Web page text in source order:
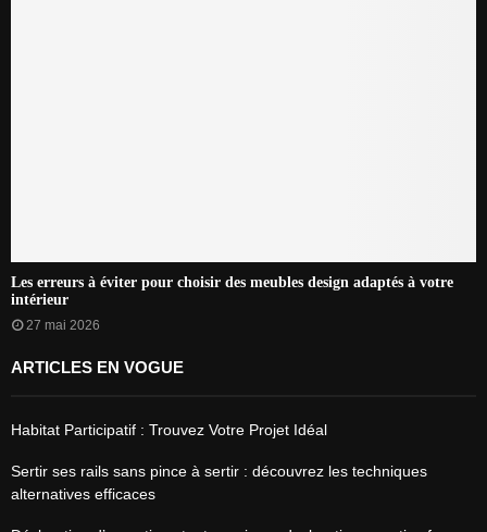
Les erreurs à éviter pour choisir des meubles design adaptés à votre
intérieur
27 mai 2026
ARTICLES EN VOGUE
Habitat Participatif : Trouvez Votre Projet Idéal
Sertir ses rails sans pince à sertir : découvrez les techniques
alternatives efficaces